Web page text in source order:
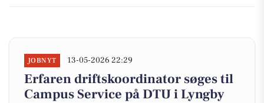
JOBNYT 13-05-2026 22:29
Erfaren driftskoordinator søges til
Campus Service på DTU i Lyngby